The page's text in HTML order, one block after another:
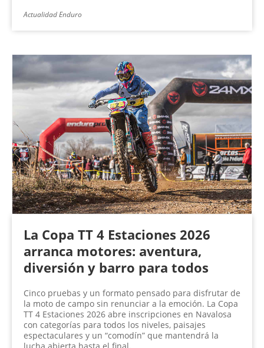
Actualidad Enduro
La Copa TT 4 Estaciones 2026
arranca motores: aventura,
diversión y barro para todos
Cinco pruebas y un formato pensado para disfrutar de
la moto de campo sin renunciar a la emoción. La Copa
TT 4 Estaciones 2026 abre inscripciones en Navalosa
con categorías para todos los niveles, paisajes
espectaculares y un “comodín” que mantendrá la